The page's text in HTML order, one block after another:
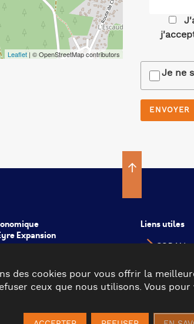
Leaflet | © OpenStreetMap contributors
Je ne
Expansion
Liens utiles
COBAN
CDC Val
des cookies pour vous offrir la
ceux que nous utilisons. Vous